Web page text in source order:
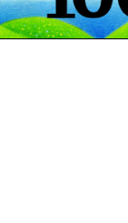
Pre
v